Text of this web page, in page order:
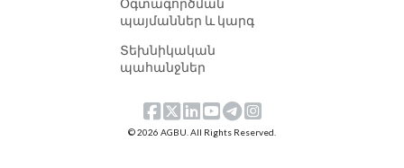
Օգտագործման
պայմաններ և կարգ
Տեխնիկական
պահանջներ
© 2026 AGBU. All Rights Reserved.